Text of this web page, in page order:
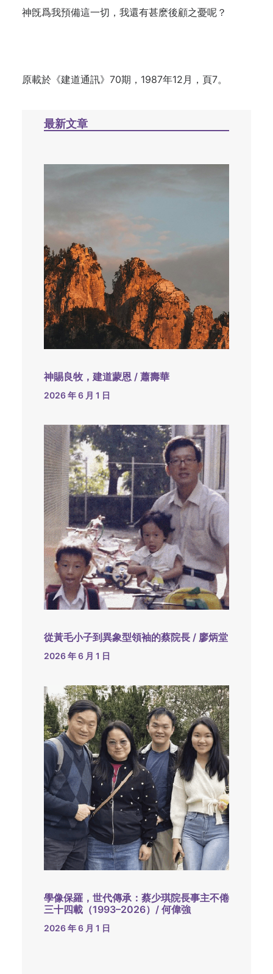
神旣爲我預備這一切，我還有甚麽後顧之憂呢？
原載於《建道通訊》70期，1987年12月，頁7。
最新文章
神賜良牧，建道蒙恩 / 蕭壽華
2026 年 6 月 1 日
從黃毛小子到異象型領袖的蔡院長 / 廖炳堂
2026 年 6 月 1 日
學像保羅，世代傳承：蔡少琪院長事主不倦
三十四載（1993–2026）/ 何偉強
2026 年 6 月 1 日